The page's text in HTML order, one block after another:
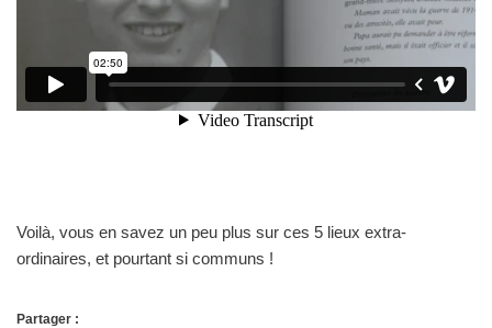
Voilà, vous en savez un peu plus sur ces 5 lieux extra-
ordinaires, et pourtant si communs !
Partager :